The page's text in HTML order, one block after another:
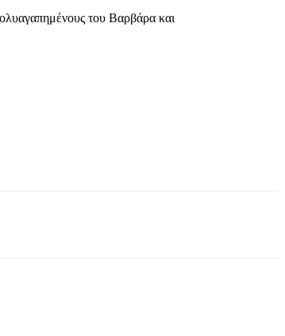
του Βαρβάρα και